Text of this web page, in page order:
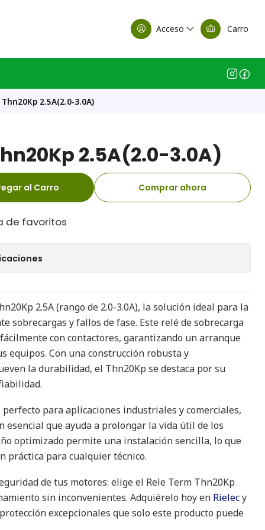
Acceso Carro
2.5A(2.0-3.0A)
2.5A(2.0-3.0A)
al Carro Comprar ahora
de favoritos
2.5A (rango de 2.0-3.0A), la solución ideal para la
sobrecargas y fallos de fase. Este relé de sobrecarga
con contactores, garantizando un arranque
equipos. Con una construcción robusta y
la durabilidad, el Thn20Kp se destaca por su
perfecto para aplicaciones industriales y comerciales,
esencial que ayuda a prolongar la vida útil de los
optimizado permite una instalación sencilla, lo que
práctica para cualquier técnico.
de tus motores: elige el Rele Term Thn20Kp
sin inconvenientes. Adquiérelo hoy en Rielecy
excepcionales que solo este producto puede